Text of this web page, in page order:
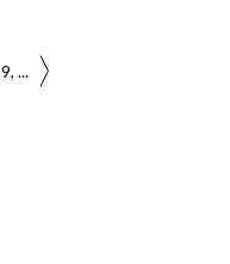
9 ...